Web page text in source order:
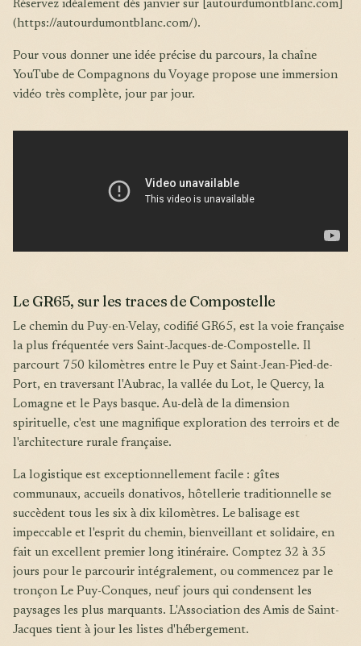
Réservez idéalement dès janvier sur [autourdumontblanc.com]
(https://autourdumontblanc.com/).
Pour vous donner une idée précise du parcours, la chaîne
YouTube de Compagnons du Voyage propose une immersion
vidéo très complète, jour par jour.
Le GR65, sur les traces de Compostelle
Le chemin du Puy-en-Velay, codifié GR65, est la voie française
la plus fréquentée vers Saint-Jacques-de-Compostelle. Il
parcourt 750 kilomètres entre le Puy et Saint-Jean-Pied-de-
Port, en traversant l'Aubrac, la vallée du Lot, le Quercy, la
Lomagne et le Pays basque. Au-delà de la dimension
spirituelle, c'est une magnifique exploration des terroirs et de
l'architecture rurale française.
La logistique est exceptionnellement facile : gîtes
communaux, accueils donativos, hôtellerie traditionnelle se
succèdent tous les six à dix kilomètres. Le balisage est
impeccable et l'esprit du chemin, bienveillant et solidaire, en
fait un excellent premier long itinéraire. Comptez 32 à 35
jours pour le parcourir intégralement, ou commencez par le
tronçon Le Puy-Conques, neuf jours qui condensent les
paysages les plus marquants. L'Association des Amis de Saint-
Jacques tient à jour les listes d'hébergement.